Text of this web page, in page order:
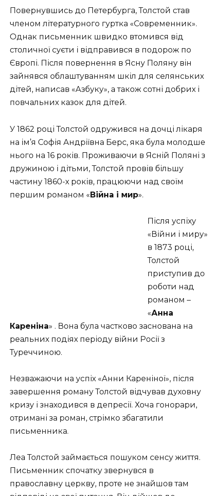
Повернувшись до Петербурга, Толстой став
членом літературного гуртка «Современник».
Однак письменник швидко втомився від
столичної суєти і відправився в подорож по
Європі. Після повернення в Ясну Поляну він
зайнявся облаштуванням шкіл для селянських
дітей, написав «Азбуку», а також сотні добрих і
повчальних казок для дітей.
У 1862 році Толстой одружився на дочці лікаря
на ім’я Софія Андріївна Берс, яка була молодше
нього на 16 років. Проживаючи в Ясній Поляні з
дружиною і дітьми, Толстой провів більшу
частину 1860-х років, працюючи над своїм
першим романом «Війна і мир».
Після успіху
«Війни і миру»
в 1873 році,
Толстой
приступив до
роботи над
романом –
«Анна
Кареніна» . Вона була частково заснована на
реальних подіях періоду війни Росії з
Туреччиною.
Незважаючи на успіх «Анни Кареніної», після
завершення роману Толстой відчував духовну
кризу і знаходився в депресії. Хоча гонорари,
отримані за роман, стрімко збагатили
письменника.
Леа Толстой займається пошуком сенсу життя.
Письменник спочатку звернувся в
православну церкву, проте не знайшов там